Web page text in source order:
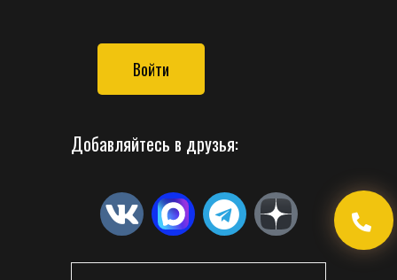
Войти
Добавляйтесь в друзья: